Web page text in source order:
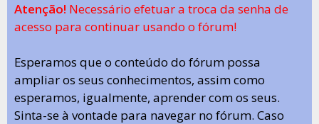
Atenção! Necessário efetuar a troca da senha de
acesso para continuar usando o fórum!
Esperamos que o conteúdo do fórum possa
ampliar os seus conhecimentos, assim como
esperamos, igualmente, aprender com os seus.
Sinta-se à vontade para navegar no fórum. Caso